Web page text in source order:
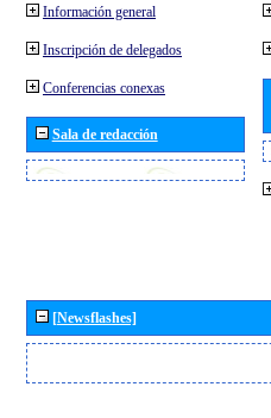
Información general
Inscripción de delegados
Conferencias conexas
Sala de redacción
[Newsflashes]